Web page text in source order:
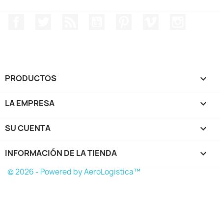
PRODUCTOS 
LA EMPRESA 
SU CUENTA 
INFORMACIÓN DE LA TIENDA keyboard_arrow_down
© 2026 - Powered by AeroLogistica™